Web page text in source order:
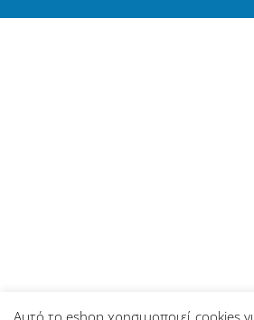
Αυτό το eshop χρησιμοποιεί cookies